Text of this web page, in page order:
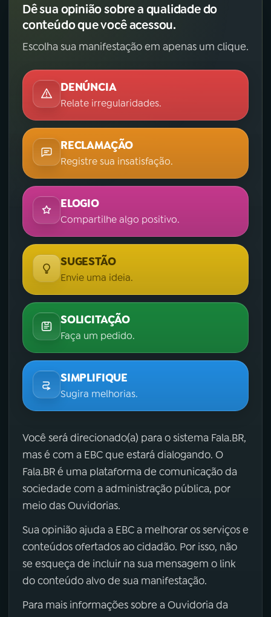
Dê sua opinião sobre a qualidade do
conteúdo que você acessou.
Escolha sua manifestação em apenas um clique.
DENÚNCIA
Relate irregularidades.
RECLAMAÇÃO
Registre sua insatisfação.
ELOGIO
Compartilhe algo positivo.
SUGESTÃO
Envie uma ideia.
SOLICITAÇÃO
Faça um pedido.
SIMPLIFIQUE
Sugira melhorias.
Você será direcionado(a) para o sistema Fala.BR,
mas é com a EBC que estará dialogando. O
Fala.BR é uma plataforma de comunicação da
sociedade com a administração pública, por
meio das Ouvidorias.
Sua opinião ajuda a EBC a melhorar os serviços e
conteúdos ofertados ao cidadão. Por isso, não
se esqueça de incluir na sua mensagem o link
do conteúdo alvo de sua manifestação.
Para mais informações sobre a Ouvidoria da